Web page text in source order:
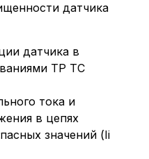
датчика
датчика в
ТР ТС
тока и
в цепях
значений (Ii